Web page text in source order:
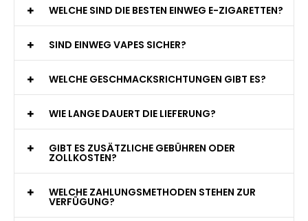
WELCHE SIND DIE BESTEN EINWEG E-ZIGARETTEN?
SIND EINWEG VAPES SICHER?
WELCHE GESCHMACKSRICHTUNGEN GIBT ES?
WIE LANGE DAUERT DIE LIEFERUNG?
GIBT ES ZUSÄTZLICHE GEBÜHREN ODER
ZOLLKOSTEN?
WELCHE ZAHLUNGSMETHODEN STEHEN ZUR
VERFÜGUNG?